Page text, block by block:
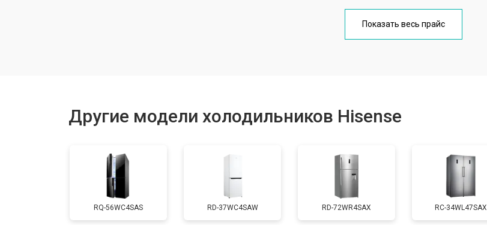
от 60 мин
Замена таймера от 70 мин
Замена платы управления (мат.платы, мейн платы) от 50 мин
Показать весь прайс
Другие модели холодильников Hisense
RQ-56WC4SAS RD-37WC4SAW RD-72WR4SAX RС-34WL47SAX